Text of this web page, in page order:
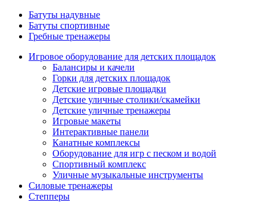
Батуты надувные
Батуты спортивные
Гребные тренажеры
Игровое оборудование для детских площадок
Балансиры и качели
Горки для детских площадок
Детские игровые площадки
Детские уличные столики/скамейки
Детские уличные тренажеры
Игровые макеты
Интерактивные панели
Канатные комплексы
Оборудование для игр с песком и водой
Спортивный комплекс
Уличные музыкальные инструменты
Силовые тренажеры
Степперы